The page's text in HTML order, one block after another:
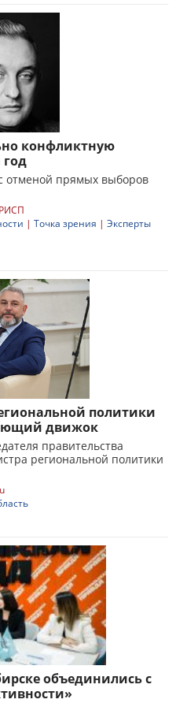
конфликтную
отменой прямых выборов
| Точка зрения | Эксперты
политики
движок
правительства
региональной политики
объединились с